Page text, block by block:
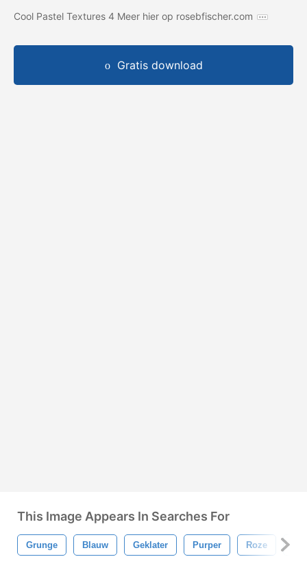
Cool Pastel Textures 4 Meer hier op rosebfischer.com
Gratis download
This Image Appears In Searches For
Grunge Blauw Geklater Purper Roze